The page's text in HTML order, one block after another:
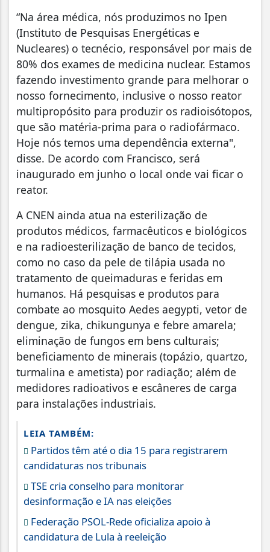
“Na área médica, nós produzimos no Ipen
(Instituto de Pesquisas Energéticas e
Nucleares) o tecnécio, responsável por mais de
80% dos exames de medicina nuclear. Estamos
fazendo investimento grande para melhorar o
nosso fornecimento, inclusive o nosso reator
multipropósito para produzir os radioisótopos,
que são matéria-prima para o radiofármaco.
Hoje nós temos uma dependência externa",
disse. De acordo com Francisco, será
inaugurado em junho o local onde vai ficar o
reator.
A CNEN ainda atua na esterilização de
produtos médicos, farmacêuticos e biológicos
e na radioesterilização de banco de tecidos,
como no caso da pele de tilápia usada no
tratamento de queimaduras e feridas em
humanos. Há pesquisas e produtos para
combate ao mosquito Aedes aegypti, vetor de
dengue, zika, chikungunya e febre amarela;
eliminação de fungos em bens culturais;
beneficiamento de minerais (topázio, quartzo,
turmalina e ametista) por radiação; além de
medidores radioativos e escâneres de carga
para instalações industriais.
LEIA TAMBÉM:
Partidos têm até o dia 15 para registrarem
candidaturas nos tribunais
TSE cria conselho para monitorar
desinformação e IA nas eleições
Federação PSOL-Rede oficializa apoio à
candidatura de Lula à reeleição